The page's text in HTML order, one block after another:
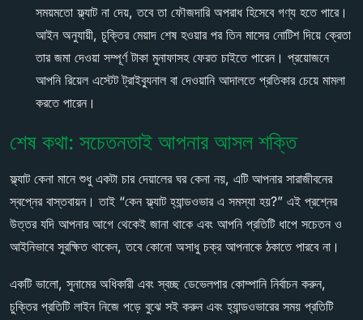
সময়মতো ফ্ল্যাট না দেয়, তবে তা ফৌজদারি অপরাধ হিসেবে গণ্য হতে পারে।
আইন অনুযায়ী, চুক্তির মেয়াদ শেষ হওয়ার পর তিন মাসের নোটিশ দিয়ে ক্রেতা
তার জমা দেওয়া সম্পূর্ণ টাকা মুনাফাসহ ফেরত চাইতে পারেন। প্রয়োজনে
আপনি রিয়েল এস্টেট ট্রাইব্যুনাল বা দেওয়ানি আদালতে প্রতিকার চেয়ে মামলা
করতে পারেন।
শেষ কথা: সচেতনতাই আপনার আসল শক্তি
ফ্ল্যাট কেনা মানে শুধু একটা চার দেয়ালের ঘর কেনা নয়, এটি আপনার সারাজীবনের
স্বপ্নের বাস্তবায়ন। তাই “কেন ফ্ল্যাট হ্যান্ডওভার এ সমস্যা হয়?” এই প্রশ্নের
উত্তর যদি আপনার আগে থেকেই জানা থাকে এবং আপনি প্রতিটি ধাপে সচেতন ও
আইনিভাবে সুরক্ষিত থাকেন, তবে কোনো অসাধু চক্র আপনাকে ঠকাতে পারবে না।
একটি ভালো, সুনামের অধিকারী এবং স্বচ্ছ ডেভেলপার কোম্পানি নির্বাচন করুন,
চুক্তির প্রতিটি লাইন নিজে পড়ে বুঝে সই করুন এবং হ্যান্ডওভারের সময় প্রতিটি